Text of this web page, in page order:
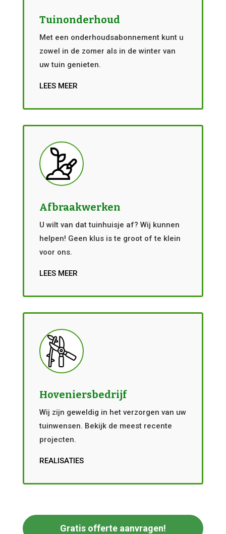
Tuinonderhoud
Met een onderhoudsabonnement kunt u
zowel in de zomer als in de winter van
uw tuin genieten.
LEES MEER
Afbraakwerken
U wilt van dat tuinhuisje af? Wij kunnen
helpen! Geen klus is te groot of te klein
voor ons.
LEES MEER
Hoveniersbedrijf
Wij zijn geweldig in het verzorgen van uw
tuinwensen. Bekijk de meest recente
projecten.
REALISATIES
Gratis offerte aanvragen!